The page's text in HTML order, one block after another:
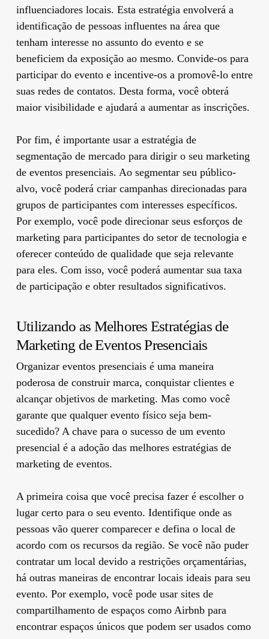
influenciadores locais. Esta estratégia envolverá a
identificação de pessoas influentes na área que
tenham interesse no assunto do evento e se
beneficiem da exposição ao mesmo. Convide-os para
participar do evento e incentive-os a promovê-lo entre
suas redes de contatos. Desta forma, você obterá
maior visibilidade e ajudará a aumentar as inscrições.
Por fim, é importante usar a estratégia de
segmentação de mercado para dirigir o seu marketing
de eventos presenciais. Ao segmentar seu público-
alvo, você poderá criar campanhas direcionadas para
grupos de participantes com interesses específicos.
Por exemplo, você pode direcionar seus esforços de
marketing para participantes do setor de tecnologia e
oferecer conteúdo de qualidade que seja relevante
para eles. Com isso, você poderá aumentar sua taxa
de participação e obter resultados significativos.
Utilizando as Melhores Estratégias de
Marketing de Eventos Presenciais
Organizar eventos presenciais é uma maneira
poderosa de construir marca, conquistar clientes e
alcançar objetivos de marketing. Mas como você
garante que qualquer evento físico seja bem-
sucedido? A chave para o sucesso de um evento
presencial é a adoção das melhores estratégias de
marketing de eventos.
A primeira coisa que você precisa fazer é escolher o
lugar certo para o seu evento. Identifique onde as
pessoas vão querer comparecer e defina o local de
acordo com os recursos da região. Se você não puder
contratar um local devido a restrições orçamentárias,
há outras maneiras de encontrar locais ideais para seu
evento. Por exemplo, você pode usar sites de
compartilhamento de espaços como Airbnb para
encontrar espaços únicos que podem ser usados ​​como